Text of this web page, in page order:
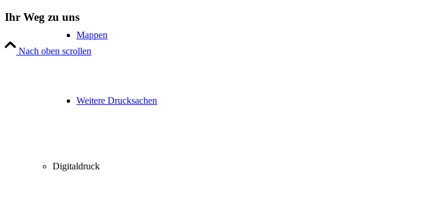
Mappen
Weitere Drucksachen
Digitaldruck
Ihr Weg zu uns
Nach oben scrollen